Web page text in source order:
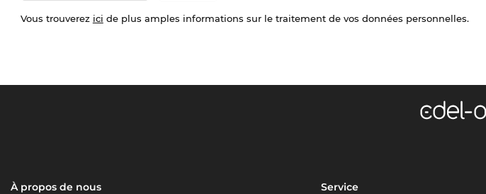
Vous trouverez ici de plus amples informations sur le traitement de vos données personnelles.
À propos de nous Service